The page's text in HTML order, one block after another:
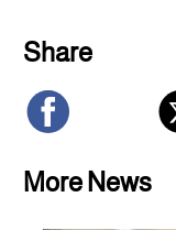
Share
More News